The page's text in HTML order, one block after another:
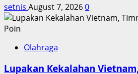
setnis August 7, 20260
Olahraga
Lupakan Kekalahan